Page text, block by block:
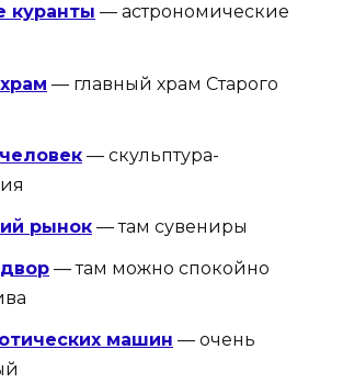
куранты — астрономические
— главный храм Старого
— скульптура-
рынок — там сувениры
— там можно спокойно
машин — очень